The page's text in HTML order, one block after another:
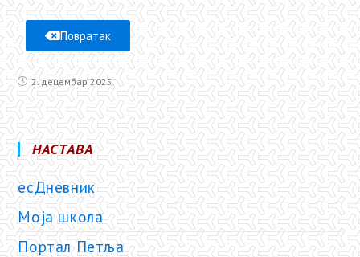
Повратак
2. децембар 2025.
НАСТАВА
есДневник
Моја школа
Портал Петља